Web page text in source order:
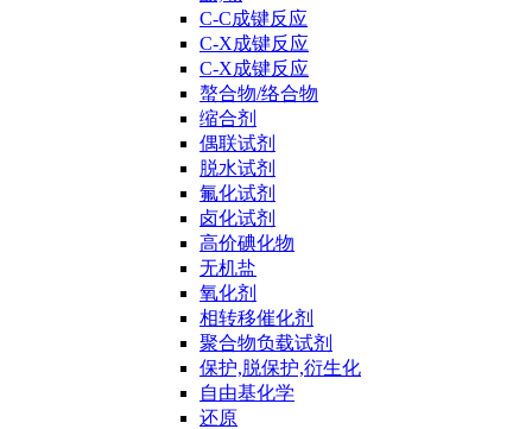
C-C成键反应
C-X成键反应
C-X成键反应
螯合物/络合物
缩合剂
偶联试剂
脱水试剂
氟化试剂
卤化试剂
高价碘化物
无机盐
氧化剂
相转移催化剂
聚合物负载试剂
保护,脱保护,衍生化
自由基化学
还原